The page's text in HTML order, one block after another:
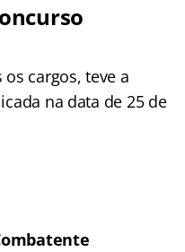
cargos, teve a
na data de 25 de